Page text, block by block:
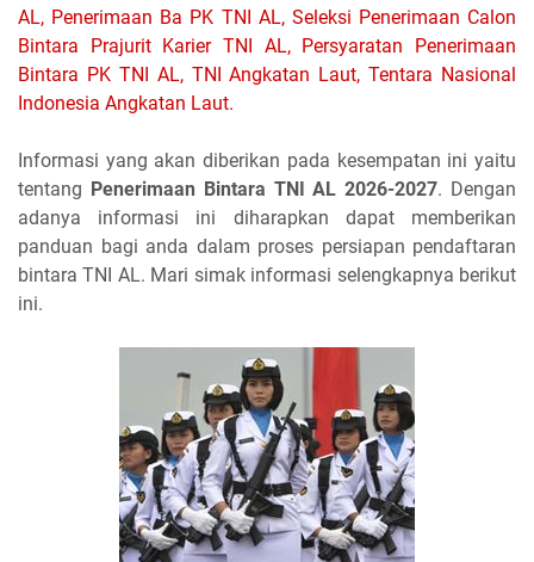
AL, Penerimaan Ba PK TNI AL, Seleksi Penerimaan Calon
Bintara Prajurit Karier TNI AL, Persyaratan Penerimaan
Bintara PK TNI AL, TNI Angkatan Laut, Tentara Nasional
Indonesia Angkatan Laut.
Informasi yang akan diberikan pada kesempatan ini yaitu
tentang Penerimaan Bintara TNI AL 2026-2027. Dengan
adanya informasi ini diharapkan dapat memberikan
panduan bagi anda dalam proses persiapan pendaftaran
bintara TNI AL. Mari simak informasi selengkapnya berikut
ini.